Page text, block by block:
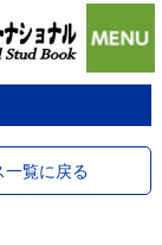
一覧に戻る